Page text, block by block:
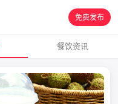
免费发布
餐饮资讯